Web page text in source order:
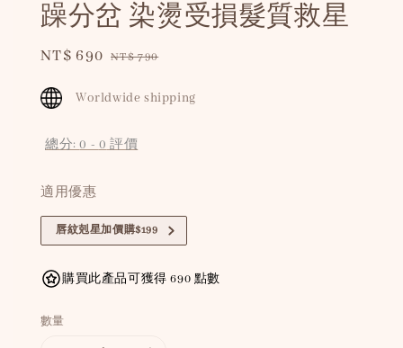
躁分岔 染燙受損髮質救星
Sale
NT$ 690 Regular
NT$ 790
Worldwide shipping
總分:0 - 0 評價
適用優惠
唇紋剋星加價購$199
購買此產品可獲得 690 點數
數量